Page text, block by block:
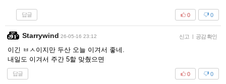
답글 0
0
Starrywind 26-05-16 23:12 신고 | 공감 확인
이긴 ㅂㅅ이지만 두산 오늘 이겨서 좋네.
내일도 이겨서 주간 5할 맞췄으면
답글 0
0